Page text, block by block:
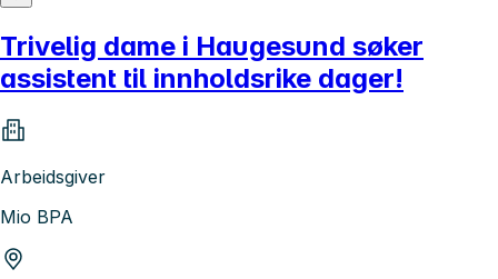
Trivelig dame i Haugesund søker
assistent til innholdsrike dager!
Arbeidsgiver
Mio BPA